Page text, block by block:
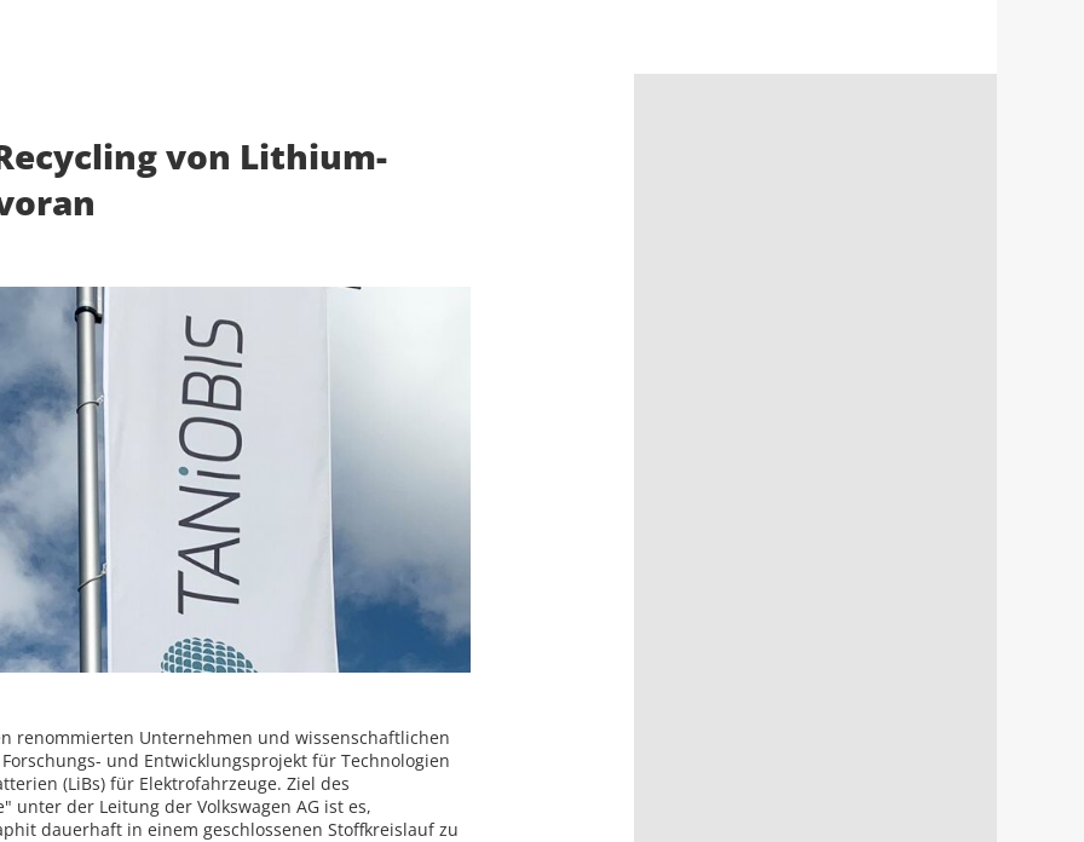
von Lithium-
renommierten Unternehmen und wissenschaftlichen
und Entwicklungsprojekt für Technologien
(LiBs) für Elektrofahrzeuge. Ziel des
unter der Leitung der Volkswagen AG ist es,
dauerhaft in einem geschlossenen Stoffkreislauf zu